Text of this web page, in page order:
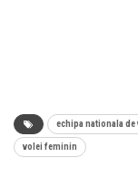
echipa nationala
volei feminin